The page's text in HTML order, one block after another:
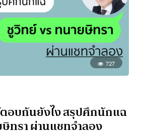
727
ตอบกันยังไง สรุปศึกนักแฉ
ทรา ผ่านแชทจำลอง